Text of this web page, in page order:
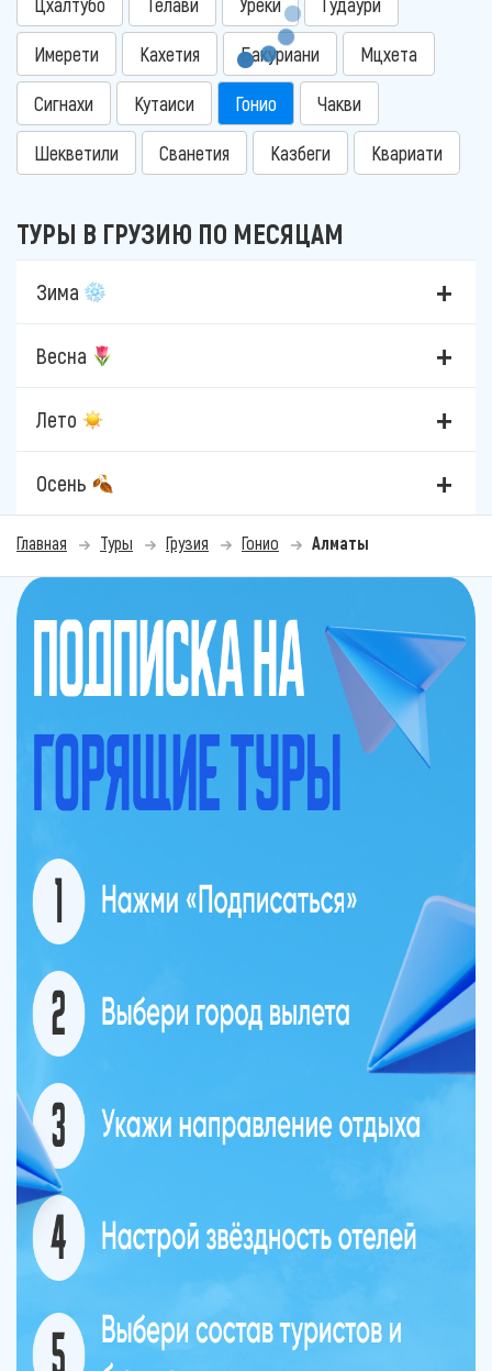
Имерети Кахетия Бакуриани Мцхета
Сигнахи Кутаиси Гонио Чакви
Шекветили Сванетия Казбеги Квариати
ТУРЫ В ГРУЗИЮ ПО МЕСЯЦАМ
Зима
Весна
Лето
Осень
Главная Туры Грузия Гонио Алматы